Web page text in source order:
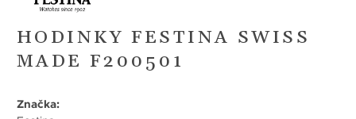
HODINKY FESTINA SWISS
MADE F200501
Značka: